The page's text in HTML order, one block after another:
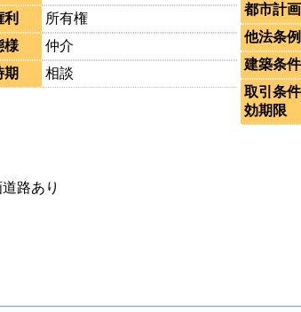
利
所有権
様
仲介
期
相談
都市計画
他法条例
建築条件
取引条
効期限
路あり